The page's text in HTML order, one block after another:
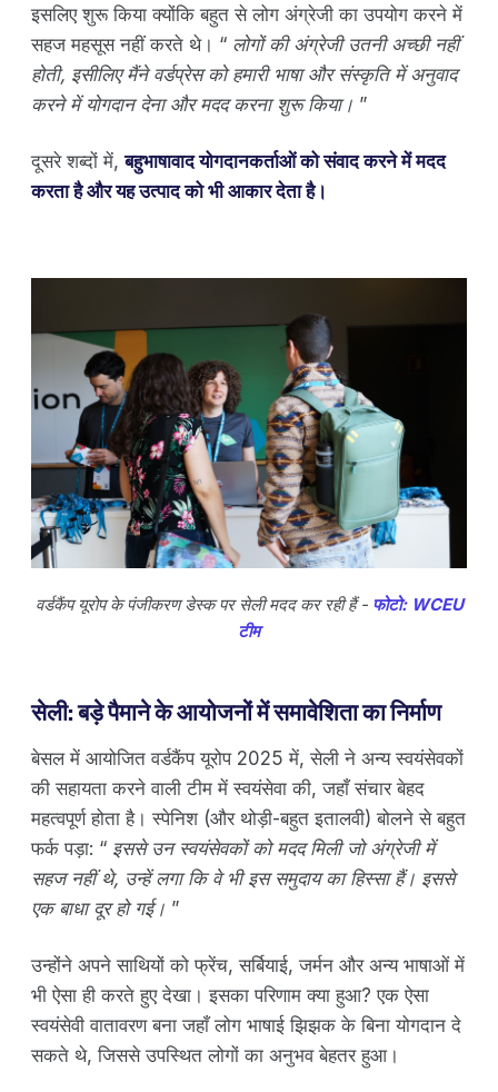
इसलिए शुरू किया क्योंकि बहुत से लोग अंग्रेजी का उपयोग करने में
सहज महसूस नहीं करते थे। “ लोगों की अंग्रेजी उतनी अच्छी नहीं
होती, इसीलिए मैंने वर्डप्रेस को हमारी भाषा और संस्कृति में अनुवाद
करने में योगदान देना और मदद करना शुरू किया। ”
दूसरे शब्दों में,बहुभाषावाद योगदानकर्ताओं को संवाद करने में मदद
करता है और यह उत्पाद को भी आकार देता है।
वर्डकैंप यूरोप के पंजीकरण डेस्क पर सेली मदद कर रही हैं - फोटो: WCEU
टीम
सेली: बड़े पैमाने के आयोजनों में समावेशिता का निर्माण
बेसल में आयोजित वर्डकैंप यूरोप 2025 में, सेली ने अन्य स्वयंसेवकों
की सहायता करने वाली टीम में स्वयंसेवा की, जहाँ संचार बेहद
महत्वपूर्ण होता है। स्पेनिश (और थोड़ी-बहुत इतालवी) बोलने से बहुत
फर्क पड़ा: “ इससे उन स्वयंसेवकों को मदद मिली जो अंग्रेजी में
सहज नहीं थे, उन्हें लगा कि वे भी इस समुदाय का हिस्सा हैं। इससे
एक बाधा दूर हो गई। ”
उन्होंने अपने साथियों को फ्रेंच, सर्बियाई, जर्मन और अन्य भाषाओं में
भी ऐसा ही करते हुए देखा। इसका परिणाम क्या हुआ? एक ऐसा
स्वयंसेवी वातावरण बना जहाँ लोग भाषाई झिझक के बिना योगदान दे
सकते थे, जिससे उपस्थित लोगों का अनुभव बेहतर हुआ।